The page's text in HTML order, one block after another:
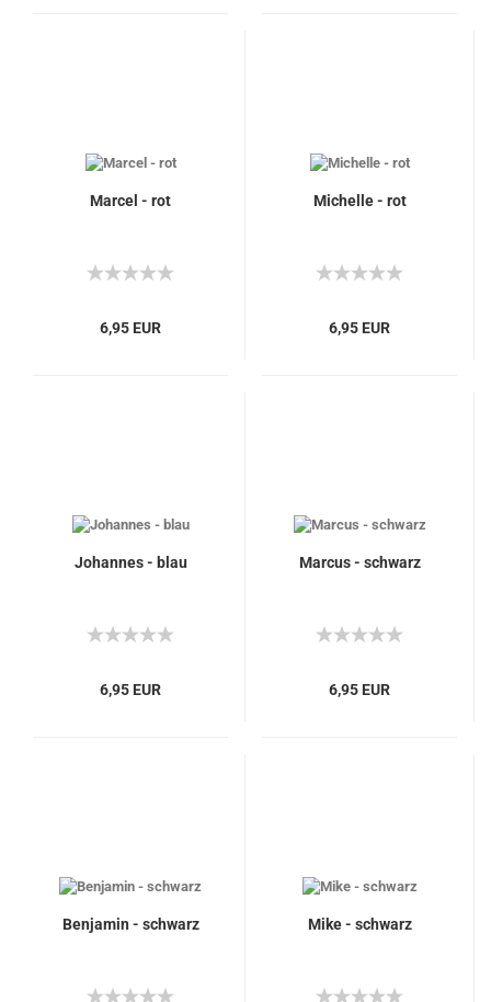
Marcel - rot
6,95 EUR
Michelle - rot
6,95 EUR
Johannes - blau
6,95 EUR
Marcus - schwarz
6,95 EUR
Benjamin - schwarz Mike - schwarz